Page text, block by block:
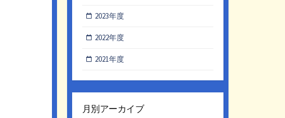
2023年度
2022年度
2021年度
月別アーカイブ